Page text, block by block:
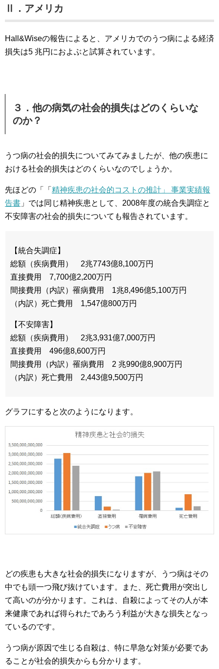
Ⅱ．アメリカ
Hall&Wiseの報告によると、アメリカでのうつ病による経済
損失は5 兆円におよぶと試算されています。
３．他の病気の社会的損失はどのくらいな
のか？
うつ病の社会的損失についてみてみましたが、他の疾患に
おける社会的損失はどのくらいなのでしょうか。
先ほどの「「 精神疾患の社会的コストの推計」 事業実績報
告書 」では同じ精神疾患として、2008年度の統合失調症と
不安障害の社会的損失についても報告されています。
【統合失調症】
総額（疾病費用） 2兆7743億8,100万円
直接費用 7,700億2,200万円
間接費用（内訳）罹病費用 1兆8,496億5,100万円
（内訳）死亡費用 1,547億800万円
【不安障害】
総額（疾病費用） 2兆3,931億7,000万円
直接費用 496億8,600万円
間接費用（内訳）罹病費用 2 兆990億8,900万円
（内訳）死亡費用 2,443億9,500万円
グラフにすると次のようになります。
どの疾患も大きな社会的損失になりますが、うつ病はその
中でも頭一つ飛び抜けています。また、死亡費用が突出し
て高いのが分かります。これは、自殺によってその人が本
来健康であれば得られたであろう利益が大きな損失となっ
ているのです。
うつ病が原因で生じる自殺は、特に早急な対策が必要であ
ることが社会的損失からも分かります。